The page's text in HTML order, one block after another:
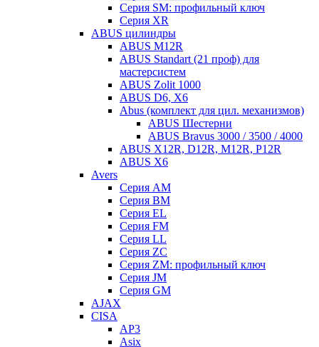
Серия SM: профильный ключ
Серия XR
ABUS цилиндры
ABUS M12R
ABUS Standart (21 проф) для
мастерсистем
ABUS Zolit 1000
ABUS D6, X6
Abus (комплект для цил. механизмов)
ABUS Шестерни
ABUS Bravus 3000 / 3500 / 4000
ABUS X12R, D12R, M12R, P12R
ABUS X6
Avers
Серия AM
Серия BM
Серия EL
Серия FM
Серия LL
Серия ZC
Серия ZM: профильный ключ
Серия JM
Серия GM
AJAX
CISA
AP3
Asix